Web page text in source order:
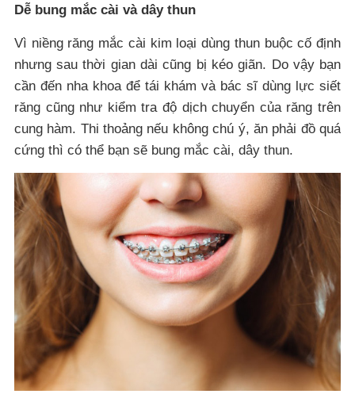
Dễ bung mắc cài và dây thun
Vì niềng răng mắc cài kim loại dùng thun buộc cố định
nhưng sau thời gian dài cũng bị kéo giãn. Do vậy bạn
cần đến nha khoa để tái khám và bác sĩ dùng lực siết
răng cũng như kiểm tra độ dịch chuyển của răng trên
cung hàm. Thi thoảng nếu không chú ý, ăn phải đồ quá
cứng thì có thể bạn sẽ bung mắc cài, dây thun.